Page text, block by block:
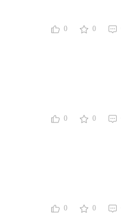
0 0
0 0
0 0